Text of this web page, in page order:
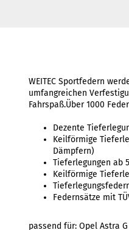
WEITEC Sportfedern
umfangreichen
Fahrspaß.Über 1000
Dezente
Keilförmige
Dämpfern)
Tieferlegungen ab
Keilförmige
Federnsätze mit
passend für: Opel Astra